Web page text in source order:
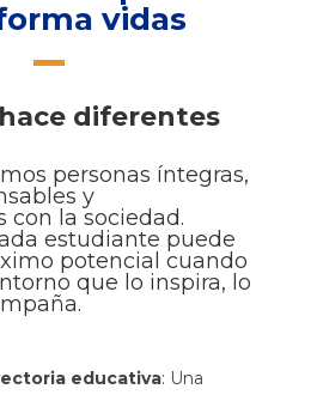
vidas
diferentes
personas íntegras,
y
la sociedad.
estudiante puede
potencial cuando
que lo inspira, lo
educativa: Una